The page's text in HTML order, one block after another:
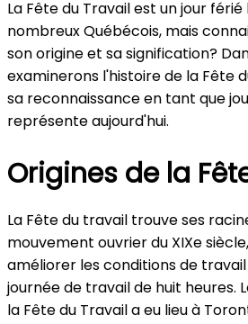
La Fête du Travail est un jour
nombreux Québécois, mais
son origine et sa signification?
examinerons l'histoire de la Fête
sa reconnaissance en tant que
représente aujourd'hui.
Origines de la
La Fête du travail trouve ses
mouvement ouvrier du XIXe
améliorer les conditions de
journée de travail de huit heures.
la Fête du Travail a eu lieu à